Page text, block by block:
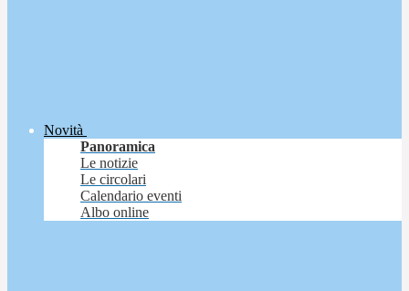
Novità
Panoramica
Le notizie
Le circolari
Calendario eventi
Albo online